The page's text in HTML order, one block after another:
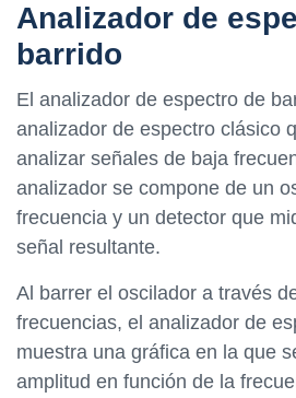
Analizador de
barrido
El analizador de espectro de
analizador de espectro clásico
analizar señales de baja
analizador se compone de un
frecuencia y un detector que
señal resultante.
Al barrer el oscilador a través
frecuencias, el analizador de
muestra una gráfica en la que
amplitud en función de la